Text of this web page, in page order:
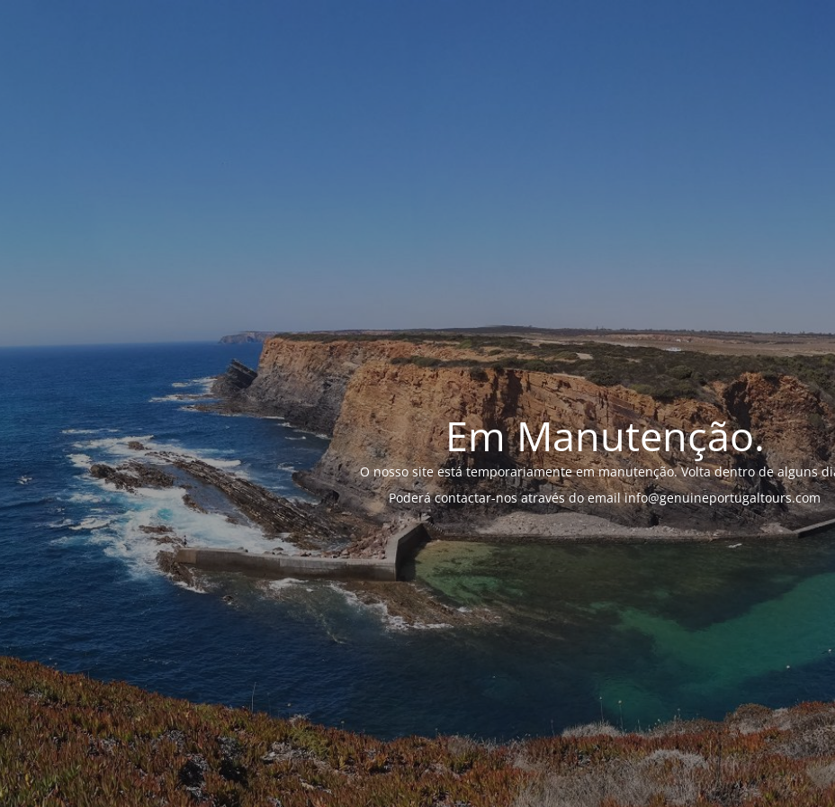
Em Manutenção.
O nosso site está temporariamente em manutenção. Volta dentro de alguns
Poderá contactar-nos através do email info@genuineportugaltours.com